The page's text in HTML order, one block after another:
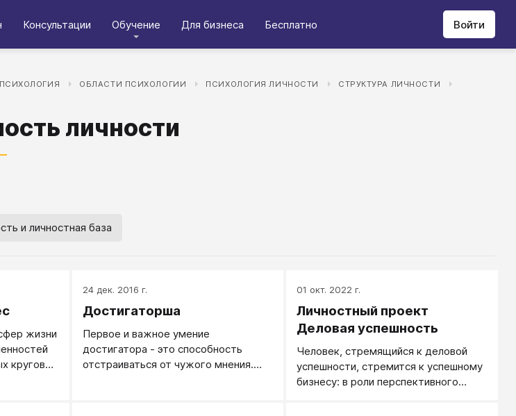
Консультации Обучение Для бизнеса Бесплатно Войти
ПСИХОЛОГИЯ ОБЛАСТИ ПСИХОЛОГИИ ПСИХОЛОГИЯ ЛИЧНОСТИ
СТРУКТУРА ЛИЧНОСТИ
личности
и личностная база
жизни
кругов
24 дек. 2016 г.
Достигаторша
Первое и важное умение
достигатора - это способность
отстраиваться от чужого мнения.
01 окт. 2022 г.
Личностный проект
Деловая успешность
Человек, стремящийся к деловой
успешности, стремится к успешному
бизнесу: в роли перспективного